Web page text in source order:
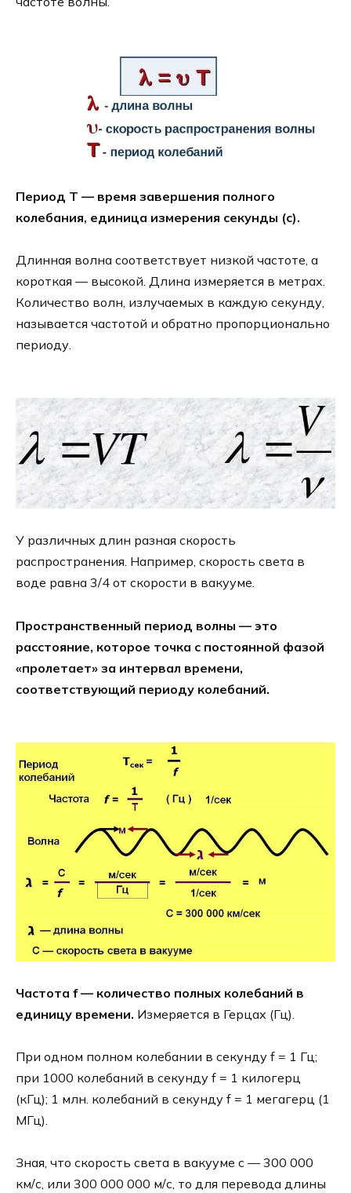
Период Т — время завершения полного
колебания, единица измерения секунды (с).
Длинная волна соответствует низкой частоте, а
короткая — высокой. Длина измеряется в метрах.
Количество волн, излучаемых в каждую секунду,
называется частотой и обратно пропорционально
периоду.
У различных длин разная скорость
распространения. Например, скорость света в
воде равна 3/4 от скорости в вакууме.
Пространственный период волны — это
расстояние, которое точка с постоянной фазой
«пролетает» за интервал времени,
соответствующий периоду колебаний.
Частота f — количество полных колебаний в
единицу времени. Измеряется в Герцах (Гц).
При одном полном колебании в секунду f = 1 Гц;
при 1000 колебаний в секунду f = 1 килогерц
(кГц); 1 млн. колебаний в секунду f = 1 мегагерц (1
МГц).
Зная, что скорость света в вакууме с — 300 000
км/с, или 300 000 000 м/с, то для перевода длины